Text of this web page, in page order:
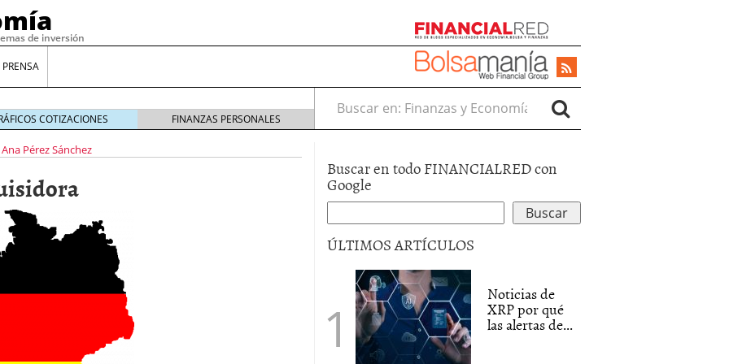
de inversión
¿Por qué el Préstamo Promotor privado
12 de diciembre de 2025
aprovechar esta opción para gestionar tus
de 2025
es una decisión financiera: cómo anticiparte
COTIZACIONES FINANZAS PERSONALES
Buscar en:
Ana Pérez Sánchez
Buscar en todo FINANCIALRED con
Google
ÚLTIMOS ARTÍCULOS
Noticias de
XRP por qué
las alertas de...